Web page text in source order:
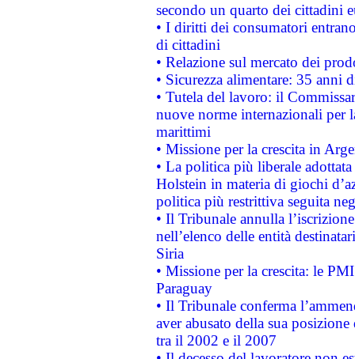
secondo un quarto dei cittadini
• I diritti dei consumatori
di cittadini
• Relazione sul mercato dei
• Sicurezza alimentare: 35 anni
• Tutela del lavoro: il
nuove norme internazionali per
marittimi
• Missione per la crescita in
• La politica più liberale
Holstein in materia di giochi
politica più restrittiva seguita
• Il Tribunale annulla
nell’elenco delle entità
Siria
• Missione per la crescita: le
Paraguay
• Il Tribunale conferma
aver abusato della sua
tra il 2002 e il 2007